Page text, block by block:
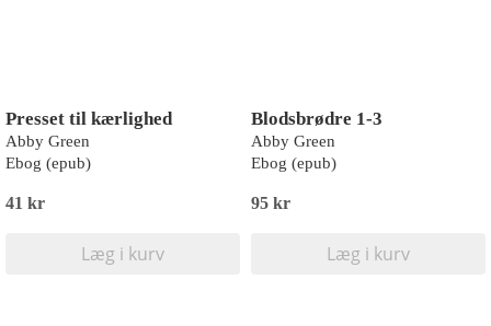
Presset til kærlighed
Abby Green
Ebog (epub)
41 kr
Læg i kurv
Blodsbrødre 1-3
Abby Green
Ebog (epub)
95 kr
Læg i kurv